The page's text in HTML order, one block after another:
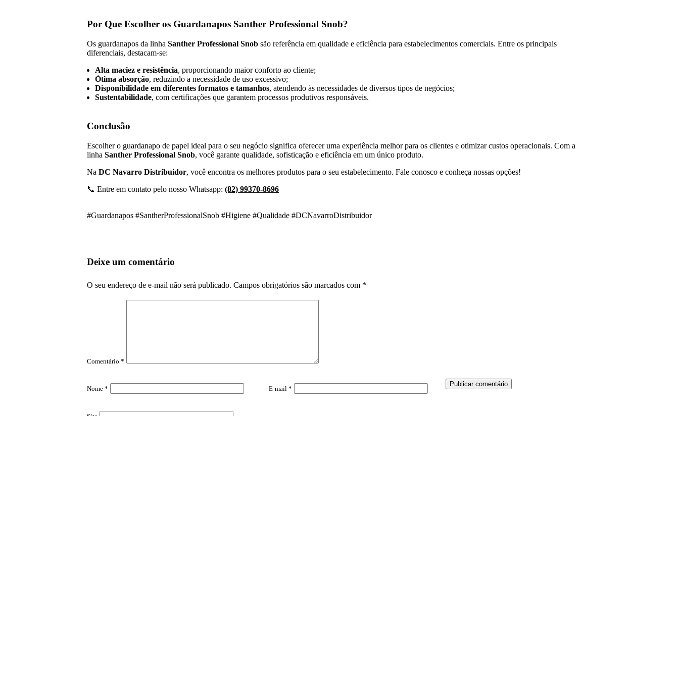
Por Que Escolher os Guardanapos Santher Professional Snob?
Os guardanapos da linha Santher Professional Snob são referência em qualidade e eficiência para estabelecimentos comerciais. Entre os principais
diferenciais, destacam-se:
Alta maciez e resistência, proporcionando maior conforto ao cliente;
Ótima absorção, reduzindo a necessidade de uso excessivo;
Disponibilidade em diferentes formatos e tamanhos, atendendo às necessidades de diversos tipos de negócios;
Sustentabilidade, com certificações que garantem processos produtivos responsáveis.
Conclusão
Escolher o guardanapo de papel ideal para o seu negócio significa oferecer uma experiência melhor para os clientes e otimizar custos operacionais. Com a
linha Santher Professional Snob, você garante qualidade, sofisticação e eficiência em um único produto.
Na DC Navarro Distribuidor, você encontra os melhores produtos para o seu estabelecimento. Fale conosco e conheça nossas opções!
📞 Entre em contato pelo nosso Whatsapp: (82) 99370-8696
#Guardanapos #SantherProfessionalSnob #Higiene #Qualidade #DCNavarroDistribuidor
Deixe um comentário
O seu endereço de e-mail não será publicado. Campos obrigatórios são marcados com *
Comentário *
Nome * E-mail *
Site